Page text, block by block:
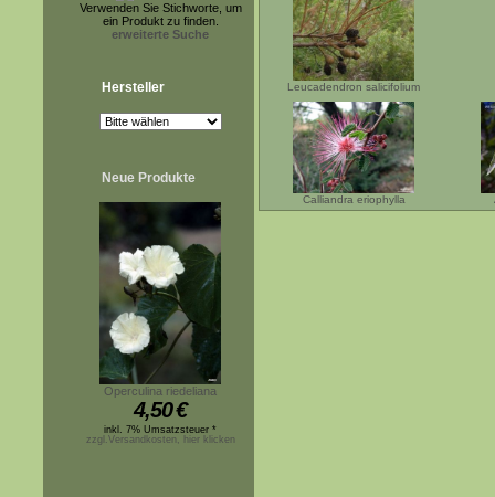
Verwenden Sie Stichworte, um
ein Produkt zu finden.
erweiterte Suche
Hersteller
Neue Produkte
Operculina riedeliana
4,50€
inkl. 7% Umsatzsteuer *
zzgl.Versandkosten, hier klicken
Leucadendron salicifolium
Calliandra eriophylla